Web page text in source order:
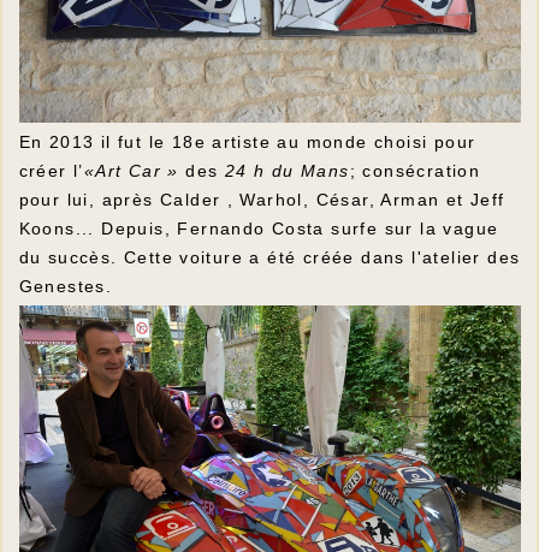
En 2013 il fut le 18e artiste au monde choisi pour
créer l’«Art Car » des 24 h du Mans; consécration
pour lui, après Calder , Warhol, César, Arman et Jeff
Koons... Depuis, Fernando Costa surfe sur la vague
du succès. Cette voiture a été créée dans l'atelier des
Genestes.